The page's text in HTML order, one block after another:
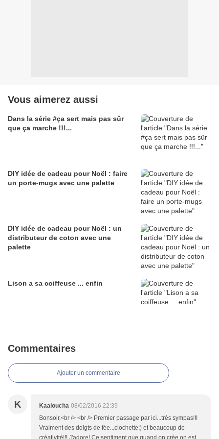
Vous aimerez aussi
Dans la série #ça sert mais pas sûr
que ça marche !!!...
DIY idée de cadeau pour Noël : faire
un porte-mugs avec une palette
DIY idée de cadeau pour Noël : un
distributeur de coton avec une
palette
Lison a sa coiffeuse ... enfin
Commentaires
Ajouter un commentaire
K Kaaloucha 08/02/2016 22:39
Bonsoir,<br /> <br /> Premier passage par ici...très sympas!!!
Vraiment des doigts de fée...clochette;) et beaucoup de
créativité!!! J'adore! Ce sentiment que quand on crée on est